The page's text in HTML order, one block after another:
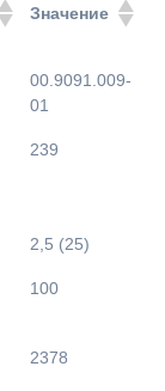
Значение
Значение
00.9091.009-
01
239
2,5 (25)
100
2378